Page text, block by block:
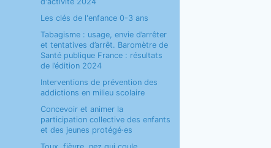
Les clés de l'enfance 0-3 ans
Tabagisme : usage, envie d’arrêter
et tentatives d’arrêt. Baromètre de
Santé publique France : résultats
de l’édition 2024
Interventions de prévention des
addictions en milieu scolaire
Concevoir et animer la
participation collective des enfants
et des jeunes protégé·es